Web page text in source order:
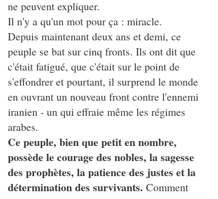
ne peuvent expliquer.
Il n'y a qu'un mot pour ça : miracle.
Depuis maintenant deux ans et demi, ce
peuple se bat sur cinq fronts. Ils ont dit que
c'était fatigué, que c'était sur le point de
s'effondrer et pourtant, il surprend le monde
en ouvrant un nouveau front contre l'ennemi
iranien - un qui effraie même les régimes
arabes.
Ce peuple, bien que petit en nombre,
possède le courage des nobles, la sagesse
des prophètes, la patience des justes et la
détermination des survivants. Comment